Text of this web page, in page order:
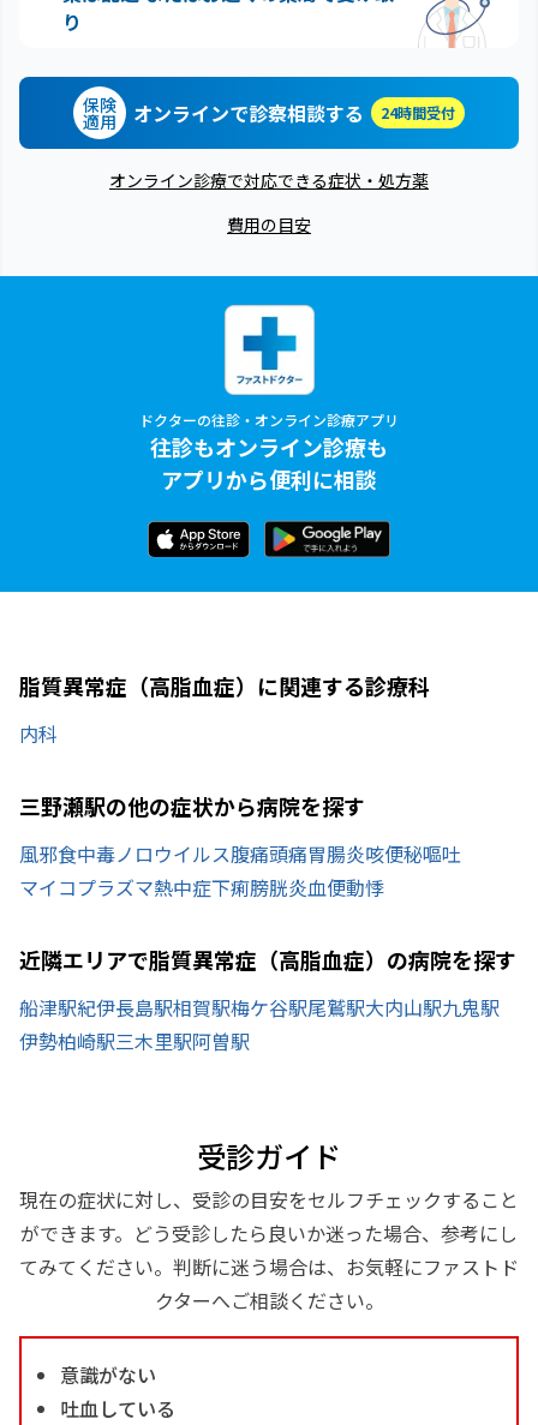
り
保険
適用 オンラインで診察相談する 24時間受付
オンライン診療で対応できる症状・処方薬
費用の目安
ドクターの往診・オンライン診療アプリ
往診もオンライン診療も
アプリから便利に相談
脂質異常症（高脂血症）に関連する診療科
内科
三野瀬駅の他の症状から病院を探す
風邪食中毒ノロウイルス腹痛頭痛胃腸炎咳便秘嘔吐
マイコプラズマ熱中症下痢膀胱炎血便動悸
近隣エリアで脂質異常症（高脂血症）の病院を探す
船津駅紀伊長島駅相賀駅梅ケ谷駅尾鷲駅大内山駅九鬼駅
伊勢柏崎駅三木里駅阿曽駅
受診ガイド
現在の症状に対し、受診の目安をセルフチェックすること
ができます。どう受診したら良いか迷った場合、参考にし
てみてください。判断に迷う場合は、お気軽にファストド
クターへご相談ください。
意識がない
吐血している